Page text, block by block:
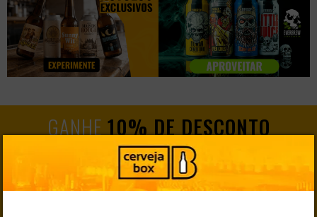
GANHE10% DE DESCONTO
EM SEU PRIMEIRO PEDIDO